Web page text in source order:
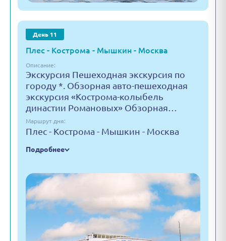
День 11
Плес - Кострома - Мышкин - Москва
Описание:
Экскурсия Пешеходная экскурсия по
городу *. Обзорная авто-пешеходная
экскурсия «Кострома-колыбель
династии Романовых» Обзорная…
Маршрут дня:
Плес - Кострома - Мышкин - Москва
Подробнее